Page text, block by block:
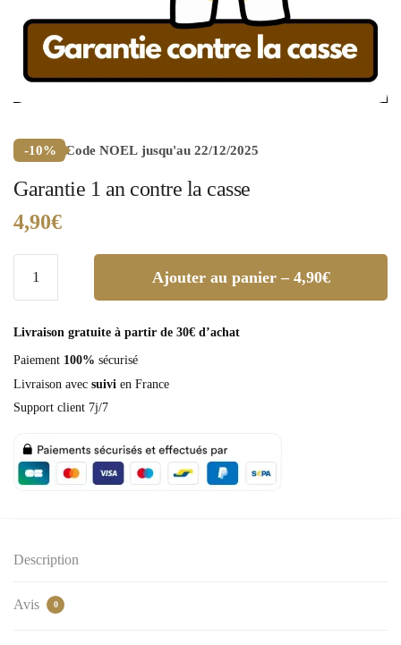
-10% Code NOEL jusqu'au 22/12/2025
Garantie 1 an contre la casse
4,90€
1
la
casse
Ajouter au panier – 4,90€
Livraison gratuite à partir de 30€ d’achat
Paiement 100% sécurisé
Livraison avec suivi en France
Support client 7j/7
Description
Avis 0